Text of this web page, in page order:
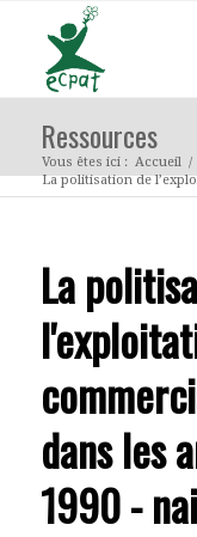
Ressources
Vous êtes ici : Accueil /
La politisation de
La
dans les
1990 -